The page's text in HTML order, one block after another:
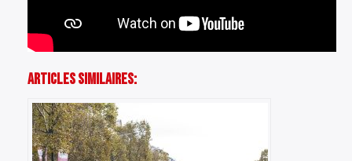
Articles Similaires: